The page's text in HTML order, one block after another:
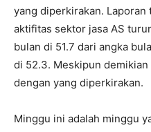
yang diperkirakan.
aktifitas sektor jasa AS
bulan di 51.7 dari angka
di 52.3. Meskipun
dengan yang diperkirakan.
Minggu ini adalah minggu